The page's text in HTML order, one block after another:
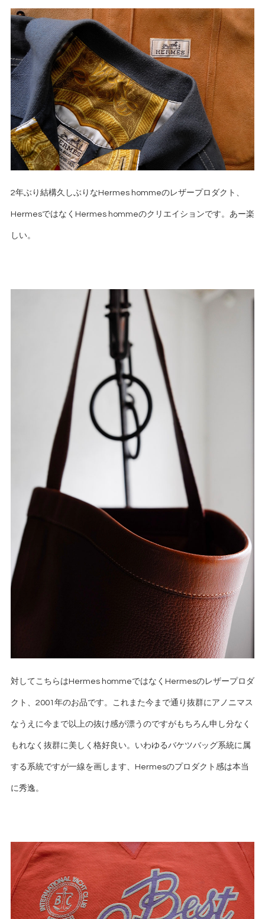
2年ぶり結構久しぶりなHermes hommeのレザープロダクト、
HermesではなくHermes hommeのクリエイションです。あー楽
しい。
対してこちらはHermes hommeではなくHermesのレザープロダ
クト、2001年のお品です。これまた今まで通り抜群にアノニマス
なうえに今まで以上の抜け感が漂うのですがもちろん申し分なく
もれなく抜群に美しく格好良い。いわゆるバケツバッグ系統に属
する系統ですが一線を画します、Hermesのプロダクト感は本当
に秀逸。